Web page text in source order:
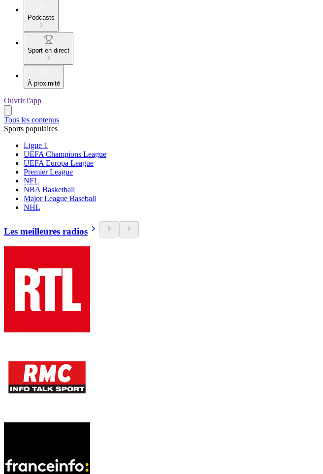
Podcasts
Sport en direct
À proximité
Ouvrir l'app
Tous les contenus
Sports populaires
Ligue 1
UEFA Champions League
UEFA Europa League
Premier League
NFL
NBA Basketball
Major League Baseball
NHL
Les meilleures radios